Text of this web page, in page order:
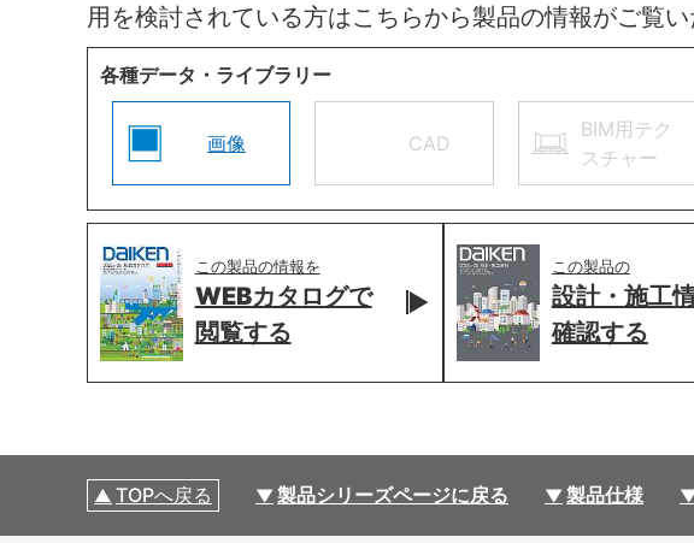
用を検討されている方はこちらから製品の情報がご覧
各種データ・ライブラリー
画像 CAD
BIM用テク
スチャー
この製品の情報を
WEBカタログで
閲覧する
この製品の
設計・施工
確認する
TOPへ戻る 製品シリーズページに戻る 製品仕様